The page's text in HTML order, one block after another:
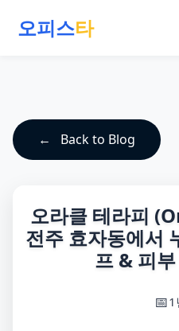
오피스타
Back to Blog
오라클 테라피
전주 효자동에서
프 & 피
1